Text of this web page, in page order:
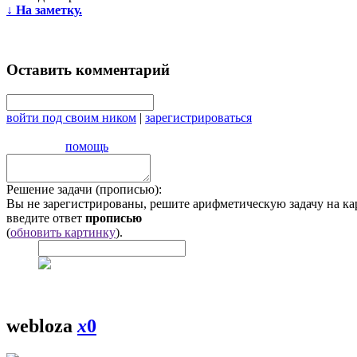
↓ На заметку.
Оставить комментарий
войти под своим ником | зарегистрироваться
помощь
Решение задачи (прописью):
Вы не зарегистрированы, решите арифметическую задачу на
введите ответ прописью
(обновить картинку).
weblozax0